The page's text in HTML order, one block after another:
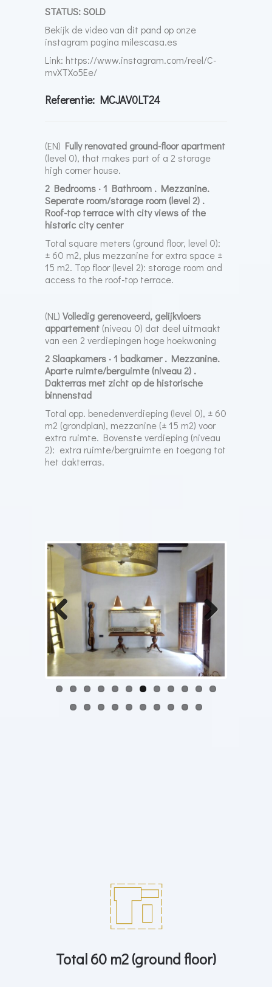
STATUS: SOLD
Bekijk de video van dit pand op onze
instagram pagina milescasa.es
Link: https://www.instagram.com/reel/C-
mvXTXo5Ee/
Referentie: MCJAV0LT24
(EN) Fully renovated ground-floor apartment
(level 0), that makes part of a 2 storage
high corner house.
2 Bedrooms · 1 Bathroom . Mezzanine.
Seperate room/storage room (level 2) .
Roof-top terrace with city views of the
historic city center
Total square meters (ground floor, level 0):
± 60 m2, plus mezzanine for extra space ±
15 m2. Top floor (level 2): storage room and
access to the roof-top terrace.
(NL) Volledig gerenoveerd, gelijkvloers
appartement (niveau 0) dat deel uitmaakt
van een 2 verdiepingen hoge hoekwoning
2 Slaapkamers · 1 badkamer . Mezzanine.
Aparte ruimte/berguimte (niveau 2) .
Dakterras met zicht op de historische
binnenstad
Total opp. benedenverdieping (level 0), ± 60
m2 (grondplan), mezzanine (± 15 m2) voor
extra ruimte. Bovenste verdieping (niveau
2): extra ruimte/bergruimte en toegang tot
het dakterras.
Previous Next
Total 60 m2 (ground floor)